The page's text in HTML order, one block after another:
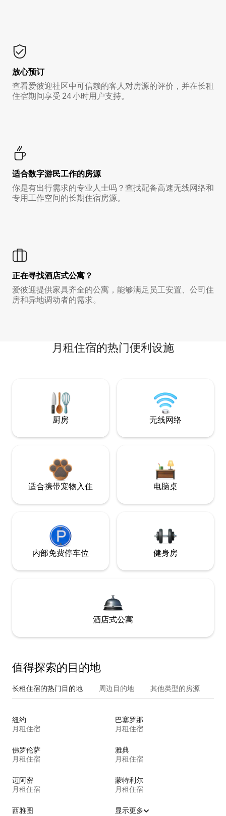
放心预订
查看爱彼迎社区中可信赖的客人对房源的评价，并在长租
住宿期间享受 24 小时用户支持。
适合数字游民工作的房源
你是有出行需求的专业人士吗？查找配备高速无线网络和
专用工作空间的长期住宿房源。
正在寻找酒店式公寓？
爱彼迎提供家具齐全的公寓，能够满足员工安置、公司住
房和异地调动者的需求。
月租住宿的热门便利设施
厨房 无线网络
适合携带宠物入住 电脑桌
内部免费停车位 健身房
酒店式公寓
值得探索的目的地
长租住宿的热门目的地 周边目的地 其他类型的房源
纽约
月租住宿
巴塞罗那
月租住宿
佛罗伦萨
月租住宿
雅典
月租住宿
迈阿密
月租住宿
蒙特利尔
月租住宿
西雅图
显示更多